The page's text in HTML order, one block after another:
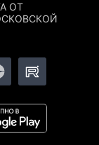
ОТ